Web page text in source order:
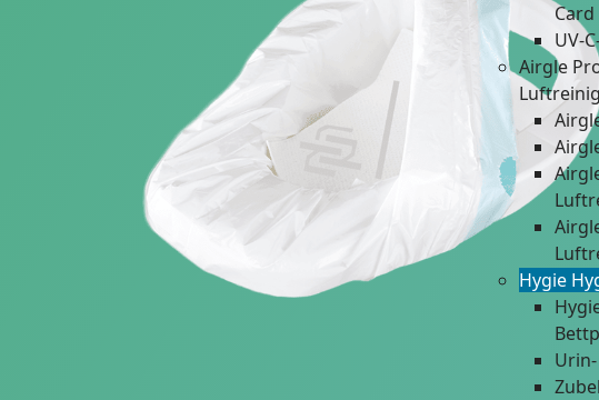
Card
UV-
Airgle
Hygie